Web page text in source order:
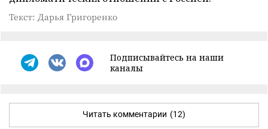
Текст: Дарья Григоренко
Подписывайтесь на наши
каналы
Читать комментарии (12)